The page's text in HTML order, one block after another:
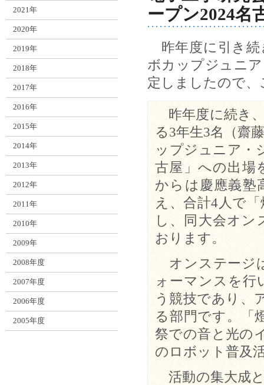
ープン2024名
昨年度に引き続
ボカップジュニ
定しましたので
昨年度に続き
る3年生3名（齋
ップジュニア・
古屋」への出場
からは慶應義塾
え、合計4人で
し、同大会オン
おります。
オンステージ
ォーマンスを行
う競技であり、
る部門です。「
祭での音と光の
のロボット普及
活動の集大成
2021年
2020年
2019年
2018年
2017年
2016年
2015年
2014年
2013年
2012年
2011年
2010年
2009年
2008年度
2007年度
2006年度
2005年度